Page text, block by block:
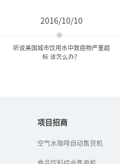
2016/10/10
听说美国城市饮用水中致癌物严重超
标 该怎么办？
最近，一篇《可怕! 洛杉
项目招商
空气水咖啡自动售货机